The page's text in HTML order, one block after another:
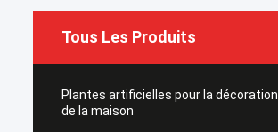
Tous Les Produits
Plantes artificielles pour la décoration
de la maison